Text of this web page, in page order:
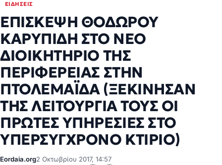
ΕΙΔΉΣΕΙΣ
ΕΠΙΣΚΕΨΗ ΘΟΔΩΡΟΥ
ΚΑΡΥΠΙΔΗ ΣΤΟ ΝΕΟ
ΔΙΟΙΚΗΤΗΡΙΟ ΤΗΣ
ΠΕΡΙΦΕΡΕΙΑΣ ΣΤΗΝ
ΠΤΟΛΕΜΑΪΔΑ (ΞΕΚΙΝΗΣΑΝ
ΤΗΣ ΛΕΙΤΟΥΡΓΙΑ ΤΟΥΣ ΟΙ
ΠΡΩΤΕΣ ΥΠΗΡΕΣΙΕΣ ΣΤΟ
ΥΠΕΡΣΥΓΧΡΟΝΟ ΚΤΙΡΙΟ)
Eordaia.org2 Οκτωβρίου 2017, 14:57